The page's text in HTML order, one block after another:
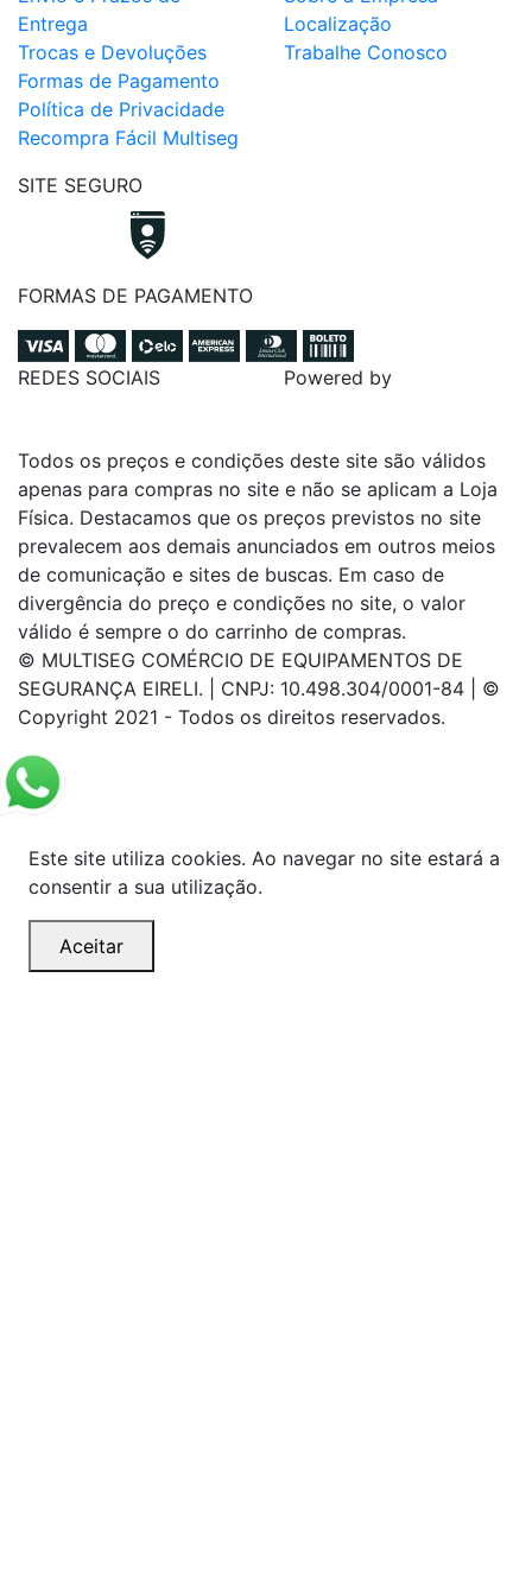
Entrega
Trocas e Devoluções
Formas de Pagamento
Política de Privacidade
Recompra Fácil Multiseg
Localização
Trabalhe Conosco
SITE SEGURO
FORMAS DE PAGAMENTO
REDES SOCIAIS Powered by
Todos os preços e condições deste site são válidos
apenas para compras no site e não se aplicam a Loja
Física. Destacamos que os preços previstos no site
prevalecem aos demais anunciados em outros meios
de comunicação e sites de buscas. Em caso de
divergência do preço e condições no site, o valor
válido é sempre o do carrinho de compras.
© MULTISEG COMÉRCIO DE EQUIPAMENTOS DE
SEGURANÇA EIRELI. | CNPJ: 10.498.304/0001-84 | ©
Copyright 2021 - Todos os direitos reservados.
Este site utiliza cookies. Ao navegar no site estará a
consentir a sua utilização.
Aceitar